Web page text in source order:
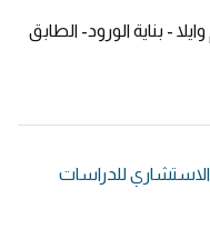
- بناية الورود- الطابق
الاستشاري للدراسات